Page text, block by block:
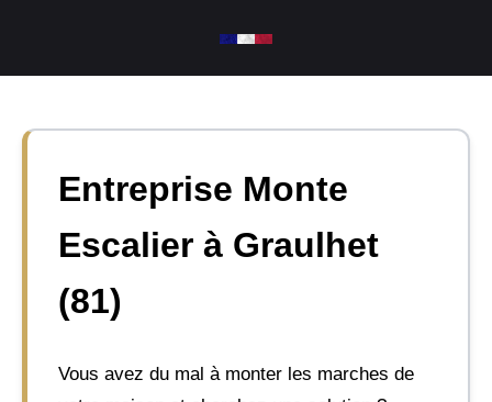
contenu
Entreprise Monte
Escalier à Graulhet
(81)
Vous avez du mal à monter les marches de